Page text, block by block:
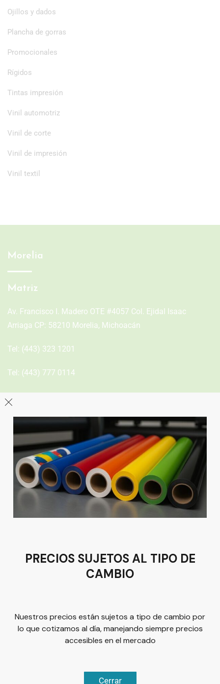
Ojillos y dados
Plancha de gorras
Promocionales
Rígidos
Tintas impresión
Vinil automotriz
Vinil de corte
Vinil de impresión
Vinil textil
Morelia
Matriz
Av. Francisco I. Madero OTE #4057 Col. Ejidal Isaac
Arriaga CP: 58210 Morelia, Michoacán
Tel: (443) 323 1201
Tel: (443) 777 0114
León
Sucursal
Av del Astillero 129 Centro bodeguero Las Trojes León,
Guanajuato
Tel:(477) 776 8994
Términos y condiciones
Derechos Reservados. | Desarrollado
PRECIOS SUJETOS AL TIPO DE
CAMBIO
Nuestros precios están sujetos a tipo de cambio por
lo que cotizamos al día, manejando siempre precios
accesibles en el mercado
Cerrar